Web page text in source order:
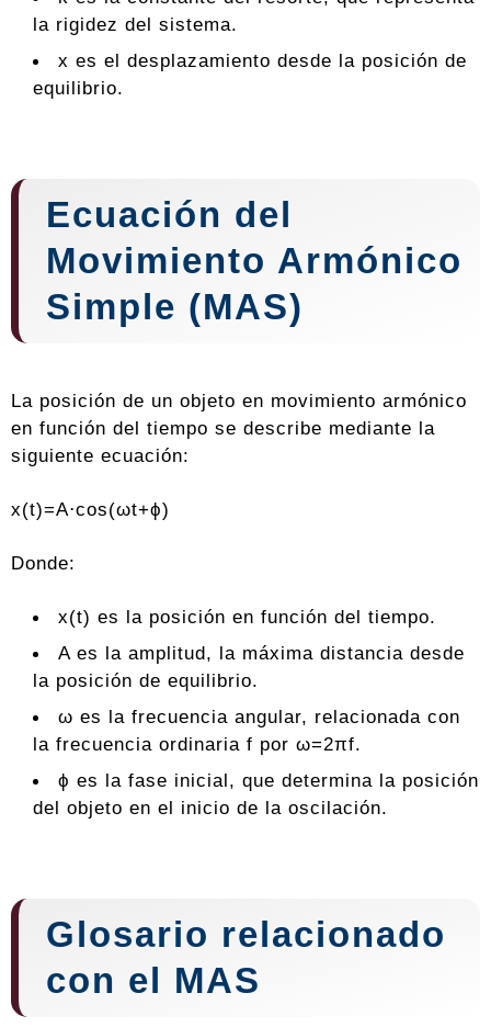
la rigidez del sistema.
x es el desplazamiento desde la posición de
equilibrio.
Ecuación del
Movimiento Armónico
Simple (MAS)
La posición de un objeto en movimiento armónico
en función del tiempo se describe mediante la
siguiente ecuación:
x(t)=A⋅cos(ωt+ϕ)
Donde:
x(t) es la posición en función del tiempo.
A es la amplitud, la máxima distancia desde
la posición de equilibrio.
ω es la frecuencia angular, relacionada con
la frecuencia ordinaria f por ω=2πf.
ϕ es la fase inicial, que determina la posición
del objeto en el inicio de la oscilación.
Glosario relacionado
con el MAS